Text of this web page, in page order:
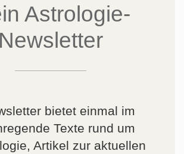
Astrologie-
Newsletter
bietet einmal im
Texte rund um
Artikel zur aktuellen